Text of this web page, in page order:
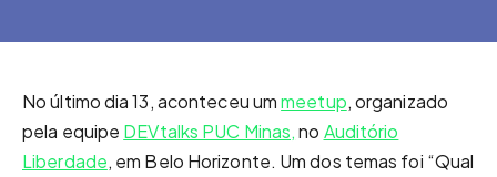
No último dia 13, aconteceu ummeetup, organizado
pela equipe DEVtalks PUC Minas,no Auditório
Liberdade, em Belo Horizonte. Um dos temas foi “Qual